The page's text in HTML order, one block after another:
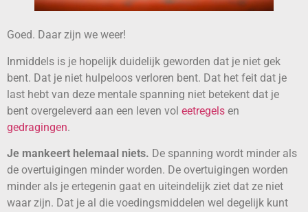
Goed. Daar zijn we weer!
Inmiddels is je hopelijk duidelijk geworden dat je niet gek
bent. Dat je niet hulpeloos verloren bent. Dat het feit dat je
last hebt van deze mentale spanning niet betekent dat je
bent overgeleverd aan een leven vol eetregels en
gedragingen.
Je mankeert helemaal niets. De spanning wordt minder als
de overtuigingen minder worden. De overtuigingen worden
minder als je ertegenin gaat en uiteindelijk ziet dat ze niet
waar zijn. Dat je al die voedingsmiddelen wel degelijk kunt